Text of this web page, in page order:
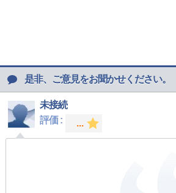
是非、ご意見をお聞かせください。
未接続
評価 :